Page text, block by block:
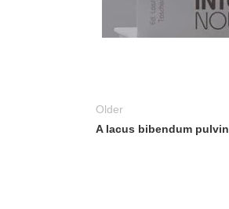
Older
A lacus bibendum